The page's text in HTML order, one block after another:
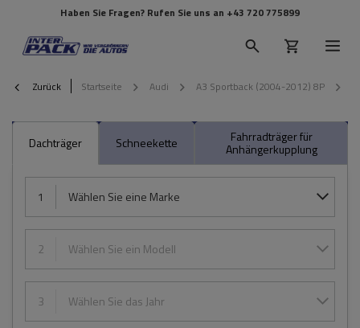
Haben Sie Fragen? Rufen Sie uns an +43 720 775899
Zurück Startseite Audi A3 Sportback (2004-2012) 8P
Dachträger Schneekette Fahrradträger für
Anhängerkupplung
1 Wählen Sie eine Marke
2 Wählen Sie ein Modell
3 Wählen Sie das Jahr